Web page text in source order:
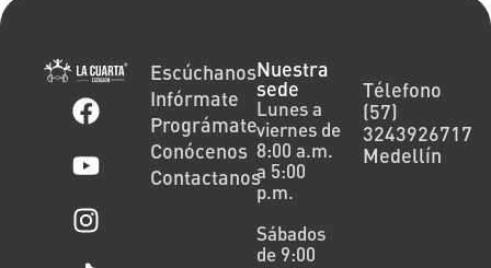
Escúchanos
Infórmate
Prográmate
Conócenos
Contactanos
Nuestra
sede
Lunes a
viernes de
8:00 a.m.
a 5:00
p.m.
Sábados
de 9:00
Télefono
(57)
3243926717
Medellín